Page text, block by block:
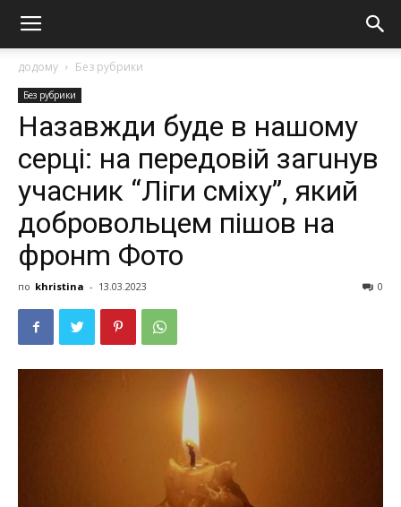
додому Без рубрики
Без рубрики
Назавжди буде в нашому
серці: на передовій загuнув
учасник “Ліги сміху”, який
добровольцем пішов на
фронm Фото
по khristina - 13.03.2023 0